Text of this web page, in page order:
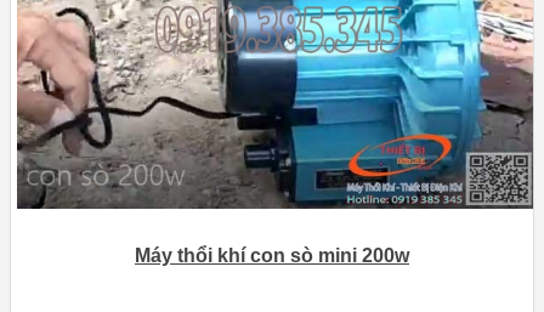
Máy thổi khí con sò mini 200w